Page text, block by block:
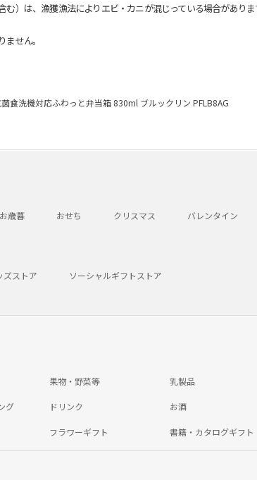
）は、漁獲漁法によりエビ・カニが混じっている場合があり
せん。
食洗機対応ふわっと弁当箱 830ml ブルックリン PFLB8AG
お歳暮 おせち クリスマス バレンタイン
ズストア ソーシャルギフトストア
果物・野菜等 乳製品
グ ドリンク お酒
フラワーギフト 書籍・カタログギフト